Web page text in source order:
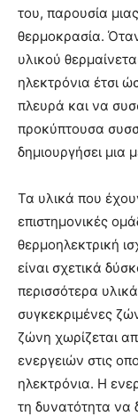
του, παρουσία
θερμοκρασία.
υλικού
ηλεκτρόνια έτσι
πλευρά και να
προκύπτουσα
δημιουργήσει μια
Τα υλικά που
επιστημονικές
θερμοηλεκτρική
είναι σχετικά
περισσότερα
συγκεκριμένες
ζώνη χωρίζεται
ενεργειών στις
ηλεκτρόνια. Η
τη δυνατότητα να